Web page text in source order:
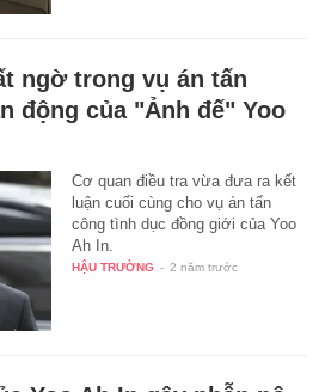
ngờ trong vụ án tấn
động của "Ảnh đế" Yoo
Cơ quan điều tra vừa đưa ra kết
luận cuối cùng cho vụ án tấn
công tình dục đồng giới của Yoo
Ah In.
HẬU TRƯỜNG - 2 năm trước